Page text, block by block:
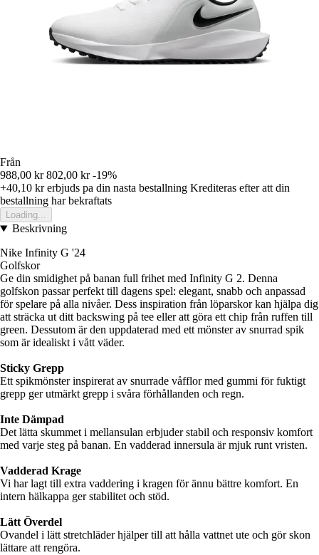
Från
988,00 kr 802,00 kr -19%
+40,10 krerbjuds pa din nasta bestallning Krediteras efter att din
bestallning har bekraftats
Loading...
Beskrivning
Nike Infinity G '24
Golfskor
Ge din smidighet på banan full frihet med Infinity G 2. Denna
golfskon passar perfekt till dagens spel: elegant, snabb och anpassad
för spelare på alla nivåer. Dess inspiration från löparskor kan hjälpa dig
att sträcka ut ditt backswing på tee eller att göra ett chip från ruffen till
green. Dessutom är den uppdaterad med ett mönster av snurrad spik
som är idealiskt i vått väder.
Sticky Grepp
Ett spikmönster inspirerat av snurrade våfflor med gummi för fuktigt
grepp ger utmärkt grepp i svåra förhållanden och regn.
Inte Dämpad
Det lätta skummet i mellansulan erbjuder stabil och responsiv komfort
med varje steg på banan. En vadderad innersula är mjuk runt vristen.
Vadderad Krage
Vi har lagt till extra vaddering i kragen för ännu bättre komfort. En
intern hälkappa ger stabilitet och stöd.
Lätt Överdel
Ovandel i lätt stretchläder hjälper till att hålla vattnet ute och gör skon
lättare att rengöra.